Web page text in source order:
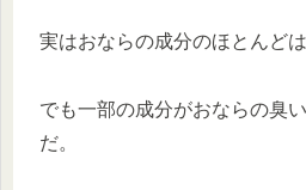
実はおならの成分のほとんどは
でも一部の成分がおならの臭
だ。